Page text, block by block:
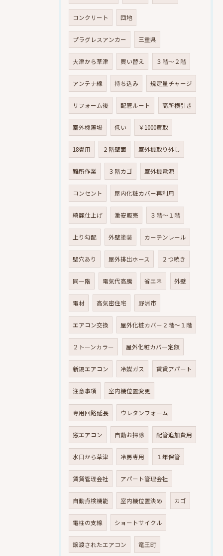
コンクリート 団地
プラグレスアンカー 三重県
大津から草津 買い替え ３階～２階
アンテナ線 持ち込み 規定量チャージ
リフォーム後 配管ルート 高所横引き
室外機置場 低い ￥1000買取
18畳用 ２階壁面 室外機取り外し
難所作業 ３階カゴ 室外機電源
コンセント 屋内化粧カバー再利用
綺麗仕上げ 激安販売 ３階～１階
上り勾配 外壁塗装 カーテンレール
壁穴あり 屋外排出ホース ２つ続き
同一階 電気代高騰 省エネ 外壁
電材 高気密住宅 野洲市
エアコン交換 屋外化粧カバー２階～１階
２トーンカラー 屋外化粧カバー定額
新規エアコン 冷媒ガス 賃貸アパート
注意事項 室内機位置変更
専用回路延長 ウレタンフォーム
窓エアコン 自動お掃除 配管追加費用
水口から草津 冷房専用 １年保管
賃貸管理会社 アパート管理会社
自動点検機能 室内機位置決め カゴ
電柱の支線 ショートサイクル
譲渡されたエアコン 竜王町